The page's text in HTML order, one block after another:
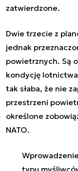
zatwierdzone.
Dwie trzecie z
jednak
powietrznych. Są
kondycję
tak słaba, że nie
przestrzeni
określone
NATO.
typu